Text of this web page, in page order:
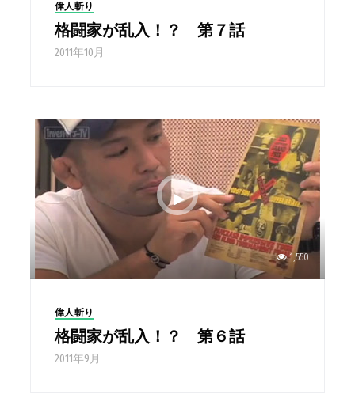
偉人斬り
格闘家が乱入！？ 第７話
2011年10月
1,550
偉人斬り
格闘家が乱入！？ 第６話
2011年9月